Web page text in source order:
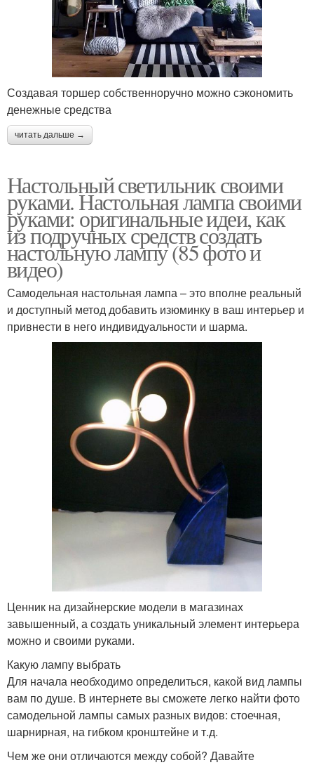
Создавая торшер собственноручно можно сэкономить
денежные средства
читать дальше →
Настольный светильник своими
руками. Настольная лампа своими
руками: оригинальные идеи, как
из подручных средств создать
настольную лампу (85 фото и
видео)
Самодельная настольная лампа – это вполне реальный
и доступный метод добавить изюминку в ваш интерьер и
привнести в него индивидуальности и шарма.
Ценник на дизайнерские модели в магазинах
завышенный, а создать уникальный элемент интерьера
можно и своими руками.
Какую лампу выбрать
Для начала необходимо определиться, какой вид лампы
вам по душе. В интернете вы сможете легко найти фото
самодельной лампы самых разных видов: стоечная,
шарнирная, на гибком кронштейне и т.д.
Чем же они отличаются между собой? Давайте